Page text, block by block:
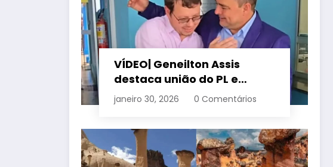
VÍDEO| Geneilton Assis
destaca união do PL e
consolidação de apoio a
Maycon Tombini em Jataí
janeiro 30, 2026 0 Comentários